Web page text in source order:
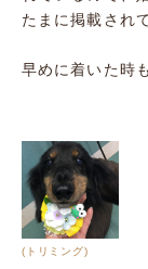
たまに掲載され
早めに着いた時
(トリミング)